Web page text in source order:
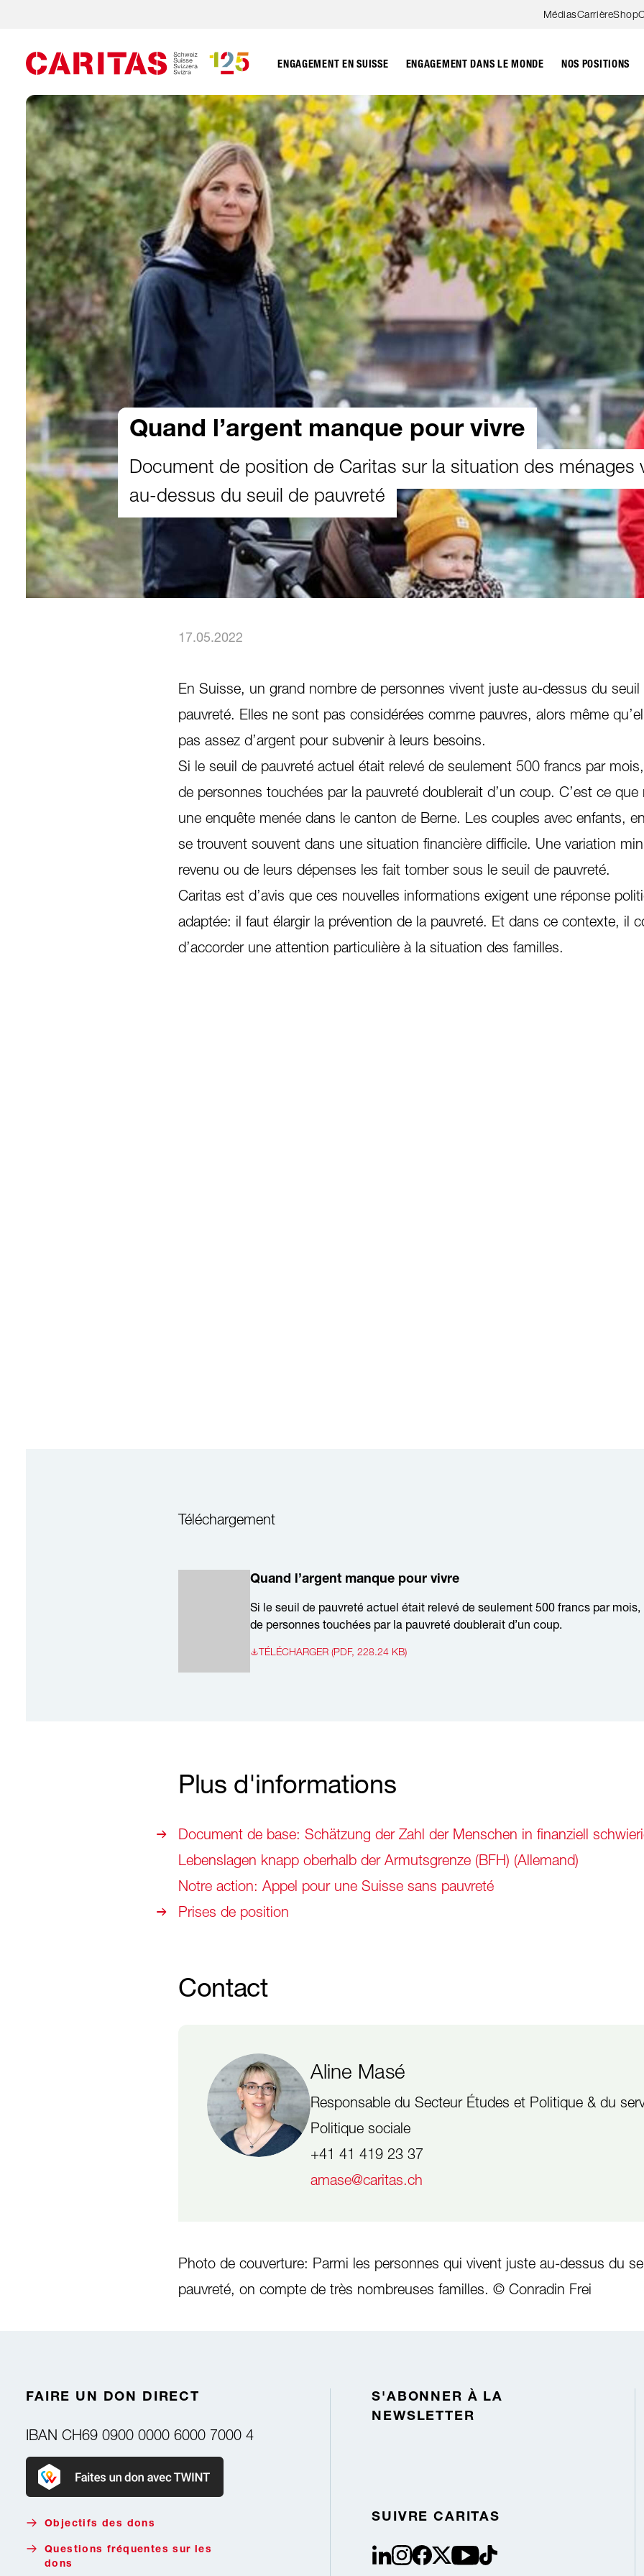
Aller au contenu
MédiasCarrièreShop
ENGAGEMENT EN SUISSE ENGAGEMENT DANS LE MONDE NOS POSITIONS
Quand l’argent manque pour vivre
Document de position de Caritas sur la situation des ménages
au-dessus du seuil de pauvreté
17.05.2022
En Suisse, un grand nombre de personnes vivent juste au-dessus du seuil
pauvreté. Elles ne sont pas considérées comme pauvres, alors même
pas assez d’argent pour subvenir à leurs besoins.
Si le seuil de pauvreté actuel était relevé de seulement 500 francs par
de personnes touchées par la pauvreté doublerait d’un coup. C’est ce que
une enquête menée dans le canton de Berne. Les couples avec enfants,
se trouvent souvent dans une situation financière difficile. Une variation
revenu ou de leurs dépenses les fait tomber sous le seuil de pauvreté.
Caritas est d’avis que ces nouvelles informations exigent une réponse
adaptée: il faut élargir la prévention de la pauvreté. Et dans ce contexte, il
d’accorder une attention particulière à la situation des familles.
Téléchargement
Quand l’argent manque pour vivre
Si le seuil de pauvreté actuel était relevé de seulement 500 francs par mois,
de personnes touchées par la pauvreté doublerait d’un coup.
TÉLÉCHARGER (PDF, 228.24 KB)
Plus d'informations
Document de base: Schätzung der Zahl der Menschen in finanziell
Lebenslagen knapp oberhalb der Armutsgrenze (BFH) (Allemand)
Notre action: Appel pour une Suisse sans pauvreté
Prises de position
Contact
Aline Masé
Responsable du Secteur Études et Politique & du
Politique sociale
+41 41 419 23 37
amase@caritas.ch
Photo de couverture: Parmi les personnes qui vivent juste au-dessus du
pauvreté, on compte de très nombreuses familles. © Conradin Frei
FAIRE UN DON DIRECT
IBAN CH69 0900 0000 6000 7000 4
Faire un don avec Twint
Objectifs des dons
Questions fréquentes sur les
dons
S'ABONNER À LA
NEWSLETTER
SUIVRE CARITAS
linkedininstagram
facebookTwitter / X
youtube
tiktok